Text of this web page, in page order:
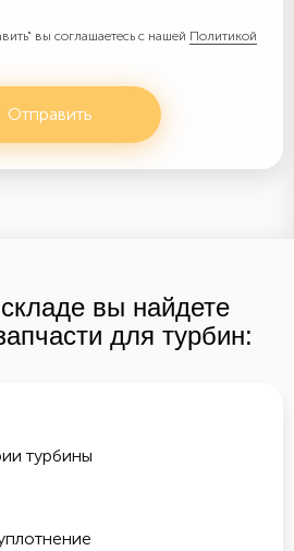
вы соглашаетесь с нашей Политикой
Отправить
вы найдете
для турбин:
турбины